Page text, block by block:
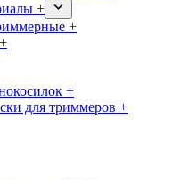
+
+
+
для триммеров +